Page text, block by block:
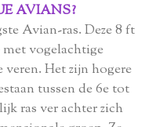
AVIANS?
Avian-ras. Deze 8 ft
met vogelachtige
Het zijn hogere
​​tussen de 6e tot
ras ver achter zich